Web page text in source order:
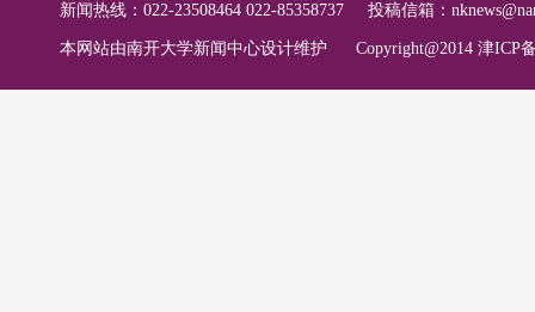
新闻热线：022-23508464 022-85358737 投稿信箱：
本网站由南开大学新闻中心设计维护 Copyright@2014 津ICP